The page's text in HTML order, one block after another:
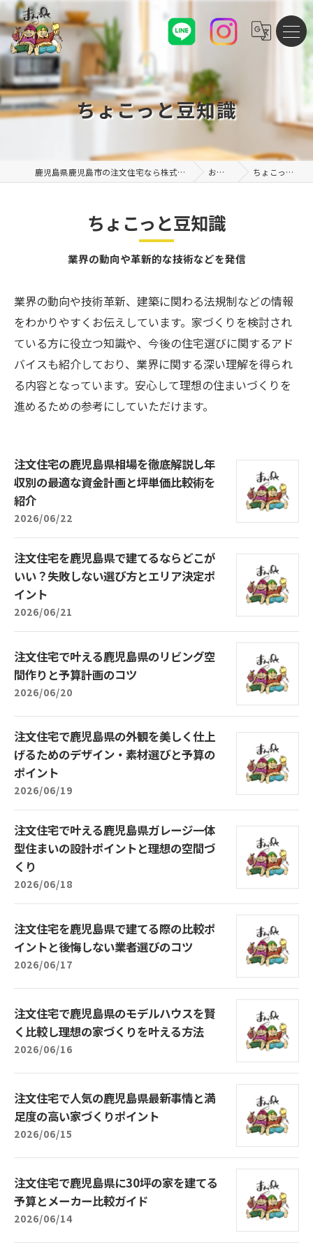
ちょこっと豆知識
鹿児島県鹿児島市の注文住宅なら株式会社まんぷくハウス お知らせ ちょこっと豆知識
ちょこっと豆知識
業界の動向や革新的な技術などを発信
業界の動向や技術革新、建築に関わる法規制などの情報
をわかりやすくお伝えしています。家づくりを検討され
ている方に役立つ知識や、今後の住宅選びに関するアド
バイスも紹介しており、業界に関する深い理解を得られ
る内容となっています。安心して理想の住まいづくりを
進めるための参考にしていただけます。
注文住宅の鹿児島県相場を徹底解説し年
収別の最適な資金計画と坪単価比較術を
紹介
2026/06/22
注文住宅を鹿児島県で建てるならどこが
いい？失敗しない選び方とエリア決定ポ
イント
2026/06/21
注文住宅で叶える鹿児島県のリビング空
間作りと予算計画のコツ
2026/06/20
注文住宅で鹿児島県の外観を美しく仕上
げるためのデザイン・素材選びと予算の
ポイント
2026/06/19
注文住宅で叶える鹿児島県ガレージ一体
型住まいの設計ポイントと理想の空間づ
くり
2026/06/18
注文住宅を鹿児島県で建てる際の比較ポ
イントと後悔しない業者選びのコツ
2026/06/17
注文住宅で鹿児島県のモデルハウスを賢
く比較し理想の家づくりを叶える方法
2026/06/16
注文住宅で人気の鹿児島県最新事情と満
足度の高い家づくりポイント
2026/06/15
注文住宅で鹿児島県に30坪の家を建てる
予算とメーカー比較ガイド
2026/06/14